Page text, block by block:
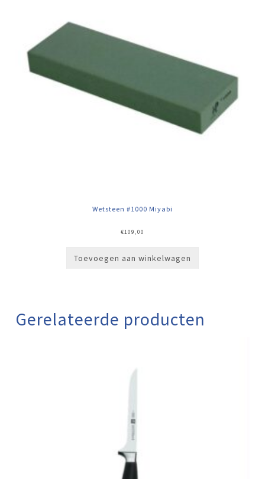
Wetsteen #1000 Miyabi
€109,00
Toevoegen aan winkelwagen
Gerelateerde producten